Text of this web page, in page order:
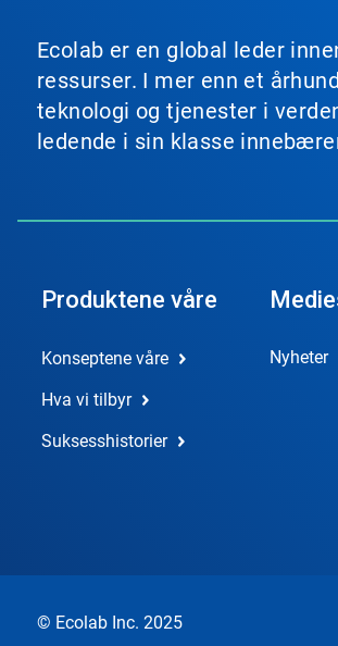
Ecolab er en global leder
ressurser. I mer enn et
teknologi og tjenester i
ledende i sin klasse
Produktene våre
Konseptene våre
Hva vi tilbyr
Suksesshistorier
Nyheter
© Ecolab Inc. 2025